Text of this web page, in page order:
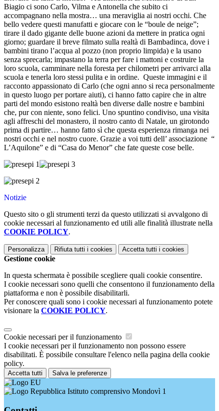
Biagio ci sono Carlo, Vilma e Antonella che subito ci
accompagnano nella mostra… una meraviglia ai nostri occhi. Che
bello vedere questi manufatti e giocare con le “boule de neige”;
tirare il dado gigante delle buone azioni da mettere in pratica ogni
giorno; guardare il breve filmato sulla realtà di Bambadinca, dove i
bambini tirano l’acqua al pozzo (non proprio limpida) e la usano
senza sprecarla; impastano la terra per fare i mattoni e costruire la
loro scuola, camminare nella foresta per chilometri per arrivarci alla
scuola e tenerla loro stessi pulita e in ordine. Queste immagini e il
racconto appassionato di Carlo (che ogni anno si reca personalmente
in questo luogo per portare aiuti), ci hanno fatto capire che in altre
parti del mondo esistono realtà ben diverse dalle nostre e bambini
che, pur con niente, sono felici. Uno spuntino condiviso, una visita
agli affreschi del monastero, il nostro canto di Natale, un girotondo
prima di partire… hanno fatto sì che questa esperienza rimanga nei
nostri occhi e nel nostro cuore. Grazie a voi tutti dell’ associazione “
L’Aquilone” e di “Casa do Menor” che fate queste cose belle.
Notizie
Questo sito o gli strumenti terzi da questo utilizzati si avvalgono di
cookie necessari al funzionamento ed utili alle finalità illustrate nella
COOKIE POLICY.
Personalizza Rifiuta tutti i cookies Accetta tutti i cookies
Gestione cookie
In questa schermata è possibile scegliere quali cookie consentire.
I cookie necessari sono quelli che consentono il funzionamento della
piattaforma e non è possibile disabilitarli.
Per conoscere quali sono i cookie necessari al funzionamento potete
visionare la COOKIE POLICY.
Cookie necessari per il funzionamento
I cookie necessari per il funzionamento non possono essere
disabilitati. È possibile consultare l'elenco nella pagina della cookie
policy.
Accetta tutti Salva le preferenze
Istituto comprensivo Mondovì 1